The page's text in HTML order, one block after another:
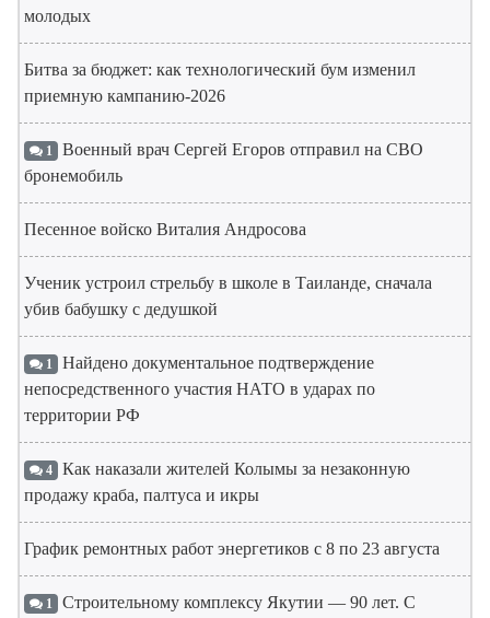
молодых
Битва за бюджет: как технологический бум изменил
приемную кампанию-2026
1 Военный врач Сергей Егоров отправил на СВО
бронемобиль
Песенное войско Виталия Андросова
Ученик устроил стрельбу в школе в Таиланде, сначала
убив бабушку с дедушкой
1 Найдено документальное подтверждение
непосредственного участия НАТО в ударах по
территории РФ
4 Как наказали жителей Колымы за незаконную
продажу краба, палтуса и икры
График ремонтных работ энергетиков с 8 по 23 августа
1 Строительному комплексу Якутии — 90 лет. С